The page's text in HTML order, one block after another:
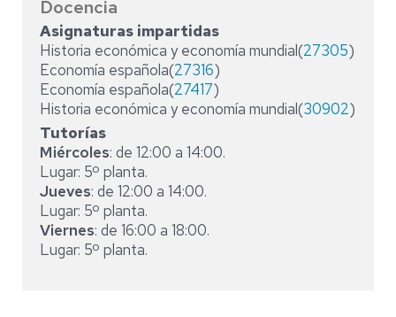
Docencia
Asignaturas impartidas
Historia económica y economía mundial(27305)
Economía española(27316)
Economía española(27417)
Historia económica y economía mundial(30902)
Tutorías
Miércoles: de 12:00 a 14:00.
Lugar: 5º planta.
Jueves: de 12:00 a 14:00.
Lugar: 5º planta.
Viernes: de 16:00 a 18:00.
Lugar: 5º planta.